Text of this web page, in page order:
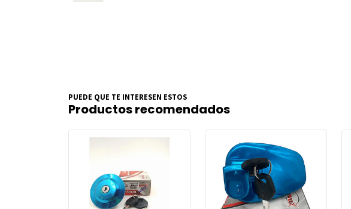
PUEDE QUE TE INTERESEN ESTOS
Productos recomendados